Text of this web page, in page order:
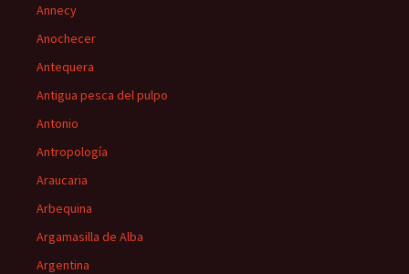
Annecy
Anochecer
Antequera
Antigua pesca del pulpo
Antonio
Antropología
Araucaria
Arbequina
Argamasilla de Alba
Argentina